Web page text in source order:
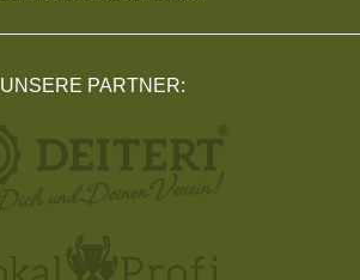
UNSERE PARTNER: